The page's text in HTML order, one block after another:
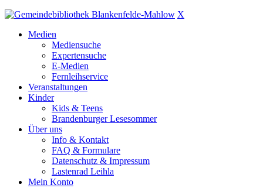
X
Medien
Mediensuche
Expertensuche
E-Medien
Fernleihservice
Veranstaltungen
Kinder
Kids & Teens
Brandenburger Lesesommer
Über uns
Info & Kontakt
FAQ & Formulare
Datenschutz & Impressum
Lastenrad Leihla
Mein Konto